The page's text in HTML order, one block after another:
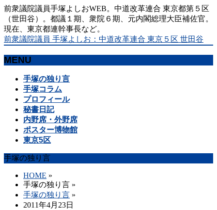
前衆議院議員手塚よしおWEB。中道改革連合 東京都第５区
（世田谷）。都議１期、衆院６期、元内閣総理大臣補佐官。
現在、東京都連幹事長など。
前衆議院議員 手塚よしお：中道改革連合 東京５区 世田谷
MENU
手塚の独り言
手塚コラム
プロフィール
秘書日記
内野席・外野席
ポスター博物館
東京5区
手塚の独り言
HOME »
手塚の独り言 »
手塚の独り言 »
2011年4月23日